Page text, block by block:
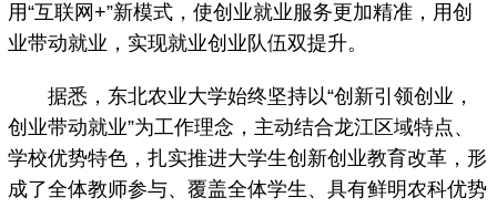
用“互联网+”新模式，使创业就业服务更加精准，用创
业带动就业，实现就业创业队伍双提升。
据悉，东北农业大学始终坚持以“创新引领创业，
创业带动就业”为工作理念，主动结合龙江区域特点、
学校优势特色，扎实推进大学生创新创业教育改革，形
成了全体教师参与、覆盖全体学生、具有鲜明农科优势